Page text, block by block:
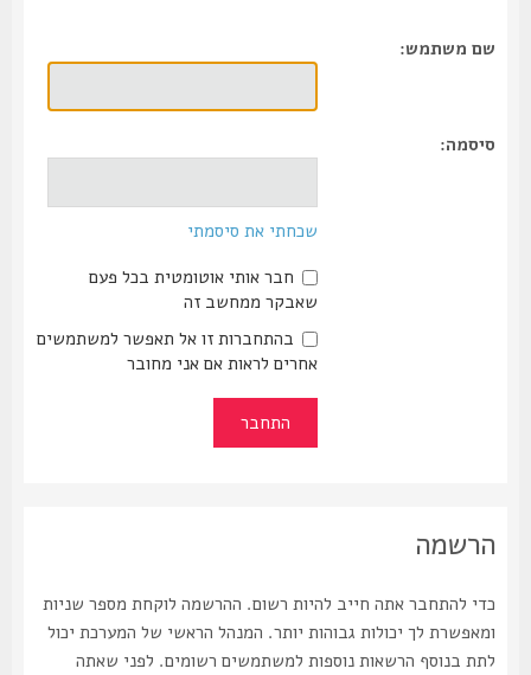
שם משתמש:
סיסמה:
שכחתי את סיסמתי
חבר אותי אוטומטית בכל פעם
שאבקר ממחשב זה
בהתחברות זו אל תאפשר למשתמשים
אחרים לראות אם אני מחובר
הרשמה
כדי להתחבר אתה חייב להיות רשום. ההרשמה לוקחת מספר שניות
ומאפשרת לך יכולות גבוהות יותר. המנהל הראשי של המערכת יכול
לתת בנוסף הרשאות נוספות למשתמשים רשומים. לפני שאתה